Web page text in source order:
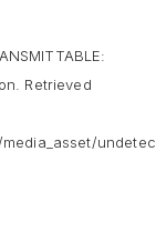
Retrieved